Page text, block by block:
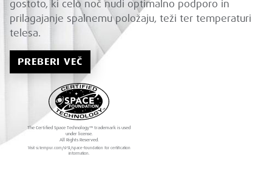
gostoto, ki celo noč nudi optimalno podporo in
prilagajanje spalnemu položaju, teži ter temperaturi
telesa.
PREBERI VEČ
The Certified Space Technology™ trademark is used
under license.
All Rights Reserved.
Visit si.tempur.com/sl-SI/space-foundation for certification
information.